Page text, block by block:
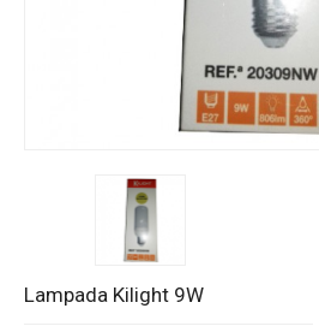
Lampada Kilight 9W